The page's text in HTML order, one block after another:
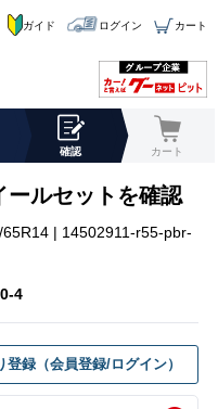
ガイド ログイン カート
確認 カート
ールセットを確認
| 14502911-r55-pbr-
4
登録（会員登録/ログイン）